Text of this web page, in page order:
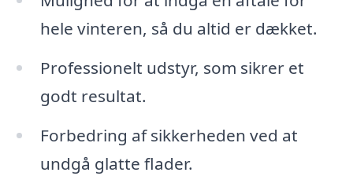
hele vinteren, så du altid er dækket.
Professionelt udstyr, som sikrer et
godt resultat.
Forbedring af sikkerheden ved at
undgå glatte flader.